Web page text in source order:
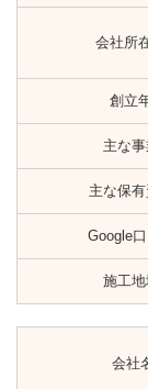
会社所
創立
主な
主な保
Google口
施工地
会社